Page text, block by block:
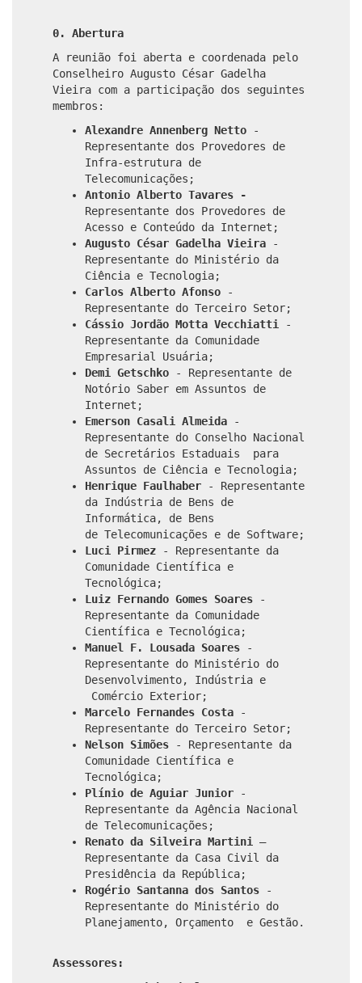
0. Abertura
A reunião foi aberta e coordenada pelo
Conselheiro Augusto César Gadelha
Vieira com a participação dos seguintes
membros:
Alexandre Annenberg Netto
-
Representante dos Provedores de
Infra-estrutura de
Telecomunicações;
Antonio Alberto Tavares -
Representante dos Provedores de
Acesso e Conteúdo da Internet;
Augusto César Gadelha Vieira -
Representante do Ministério da
Ciência e Tecnologia;
Carlos Alberto Afonso -
Representante do Terceiro Setor;
Cássio Jordão Motta Vecchiatti
-
Representante da Comunidade
Empresarial Usuária;
Demi Getschko - Representante de
Notório Saber em Assuntos de
Internet;
Emerson Casali Almeida
-
Representante do Conselho Nacional
de Secretários Estaduais
para
Assuntos de Ciência e Tecnologia;
Henrique Faulhaber - Representante
da Indústria de Bens de
Informática, de Bens
de Telecomunicações e de Software;
Luci Pirmez
- Representante da
Comunidade Científica e
Tecnológica;
Luiz Fernando Gomes Soares -
Representante da Comunidade
Científica e Tecnológica;
Manuel F. Lousada Soares -
Representante do Ministério do
Desenvolvimento, Indústria e
Comércio Exterior;
Marcelo Fernandes Costa
-
Representante do Terceiro Setor;
Nelson Simões
- Representante da
Comunidade Científica e
Tecnológica;
Plínio de Aguiar Junior
-
Representante da Agência Nacional
de Telecomunicações;
Renato da Silveira Martini –
Representante da Casa Civil da
Presidência da República;
Rogério Santanna dos Santos -
Representante do Ministério do
Planejamento, Orçamento
e Gestão.
Assessores: